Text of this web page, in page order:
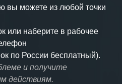
вы можете из любой точки
или наберите в рабочее
по России бесплатный).
и получите
действиям.